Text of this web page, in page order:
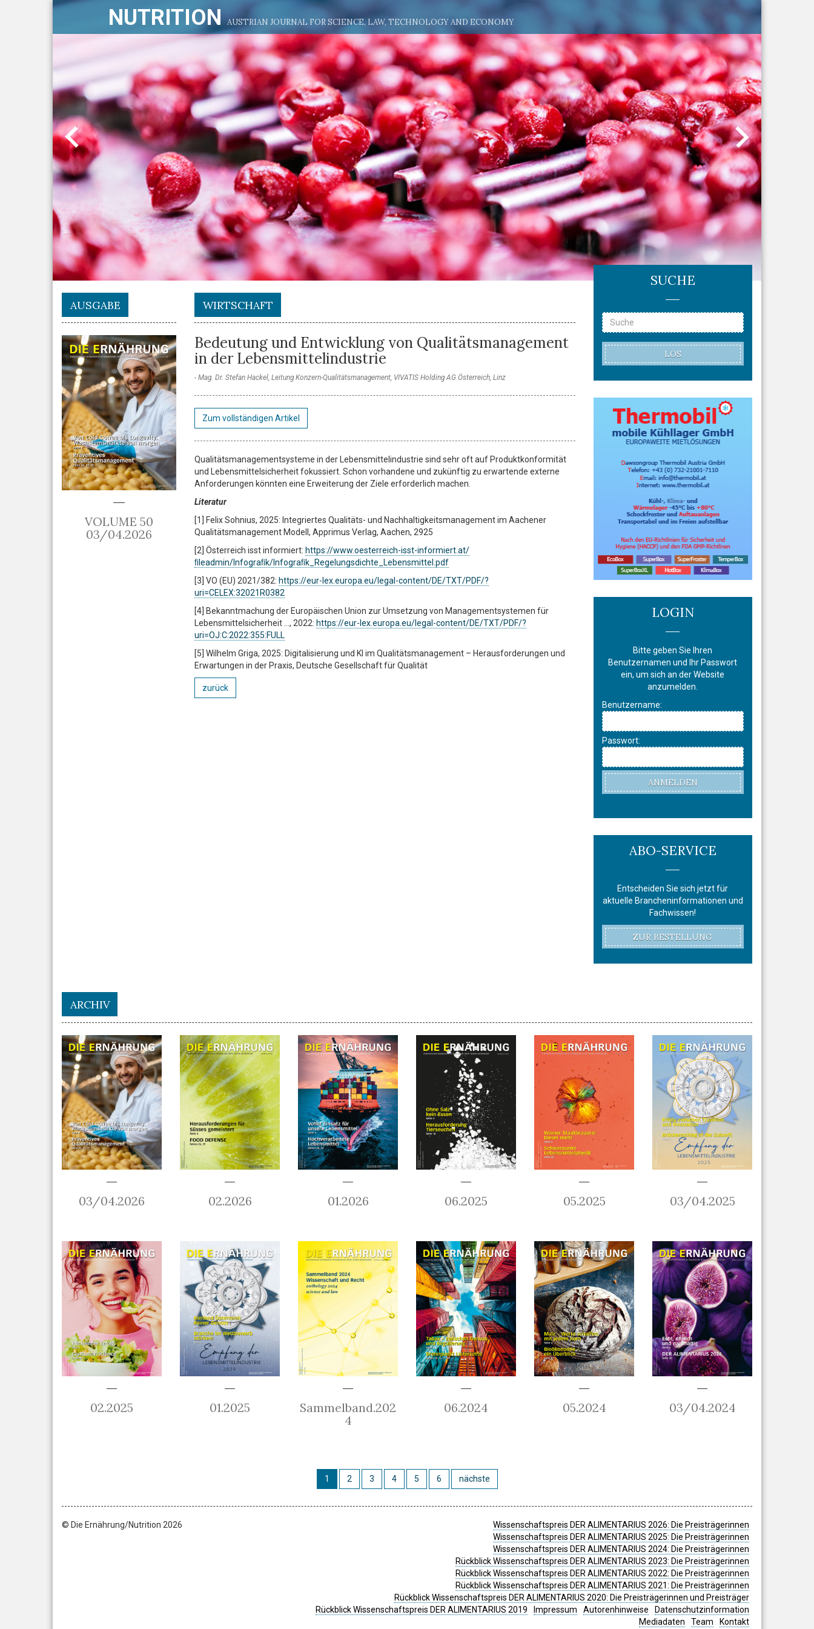
NUTRITIONAUSTRIAN JOURNAL FOR SCIENCE, LAW, TECHNOLOGY AND ECONOMY
AUSGABE
VOLUME 50
03/04.2026
WIRTSCHAFT
Bedeutung und Entwicklung von Qualitätsmanagement
in der Lebensmittelindustrie
Mag. Dr. Stefan Hackel, Leitung Konzern-Qualitätsmanagement, VIVATIS Holding AG Österreich, Linz
Zum vollständigen Artikel
Qualitätsmanagementsysteme in der Lebensmittelindustrie sind sehr oft auf Produktkonformität
und Lebensmittelsicherheit fokussiert. Schon vorhandene und zukünftig zu erwartende externe
Anforderungen könnten eine Erweiterung der Ziele erforderlich machen.
Literatur
[1] Felix Sohnius, 2025: Integriertes Qualitäts- und Nachhaltigkeitsmanagement im Aachener
Qualitätsmanagement Modell, Apprimus Verlag, Aachen, 2925
[2] Österreich isst informiert: https://www.oesterreich-isst-informiert.at/
ﬁleadmin/Infograﬁk/Infograﬁk_Regelungsdichte_Lebensmittel.pdf
[3] VO (EU) 2021/382: https://eur-lex.europa.eu/legal-content/DE/TXT/PDF/?
uri=CELEX:32021R0382
[4] Bekanntmachung der Europäischen Union zur Umsetzung von Managementsystemen für
Lebensmittelsicherheit …, 2022: https://eur-lex.europa.eu/legal-content/DE/TXT/PDF/?
uri=OJ:C:2022:355:FULL
[5] Wilhelm Griga, 2025: Digitalisierung und KI im Qualitätsmanagement – Herausforderungen und
Erwartungen in der Praxis, Deutsche Gesellschaft für Qualität
zurück
SUCHE
LOS
LOGIN
Bitte geben Sie Ihren
Benutzernamen und Ihr Passwort
ein, um sich an der Website
anzumelden.
Benutzername:
Passwort:
ANMELDEN
ABO-SERVICE
Entscheiden Sie sich jetzt für
aktuelle Brancheninformationen und
Fachwissen!
ZUR BESTELLUNG
ARCHIV
03/04.2026 02.2026 01.2026 06.2025 05.2025 03/04.2025
02.2025 01.2025
Sammelband.202
4
06.2024 05.2024 03/04.2024
1 2 3 4 5 6 nächste
© Die Ernährung/Nutrition 2026
Wissenschaftspreis DER ALIMENTARIUS 2026: Die Preisträgerinnen
Wissenschaftspreis DER ALIMENTARIUS 2025: Die Preisträgerinnen
Wissenschaftspreis DER ALIMENTARIUS 2024: Die Preisträgerinnen
Rückblick Wissenschaftspreis DER ALIMENTARIUS 2023: Die Preisträgerinnen
Rückblick Wissenschaftspreis DER ALIMENTARIUS 2022: Die Preisträgerinnen
Rückblick Wissenschaftspreis DER ALIMENTARIUS 2021: Die Preisträgerinnen
Rückblick Wissenschaftspreis DER ALIMENTARIUS 2020: Die Preisträgerinnen und Preisträger
Rückblick Wissenschaftspreis DER ALIMENTARIUS 2019
Impressum Autorenhinweise
Datenschutzinformation
Mediadaten
Team Kontakt